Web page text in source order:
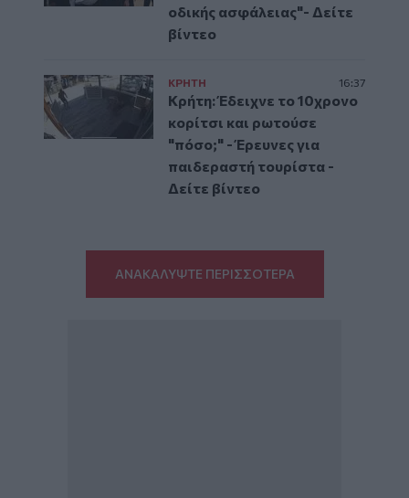
οδικής ασφάλειας"- Δείτε
βίντεο
ΚΡΗΤΗ 16:37
Κρήτη: Έδειχνε το 10χρονο
κορίτσι και ρωτούσε
"πόσο;" - Έρευνες για
παιδεραστή τουρίστα -
Δείτε βίντεο
ΑΝΑΚΑΛΥΨΤΕ ΠΕΡΙΣΣΟΤΕΡΑ